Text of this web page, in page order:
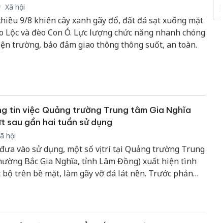
Xã hội
9/8 khiến cây xanh gãy đổ, đất đá sạt xuống mặt
Lộc và đèo Con Ó. Lực lượng chức năng nhanh chóng
trường, bảo đảm giao thông thông suốt, an toàn.
tin việc Quảng trường Trung tâm Gia Nghĩa
sau gần hai tuần sử dụng
hội
vào sử dụng, một số vị trí tại Quảng trường Trung
Bắc Gia Nghĩa, tỉnh Lâm Đồng) xuất hiện tình
trên bề mặt, làm gãy vỡ đá lát nền. Trước phản
của dự án.